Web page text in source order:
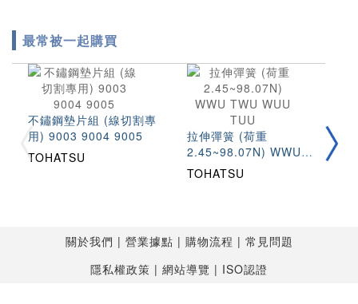
最常被一起購買
不鏽鋼墊片組 (線切割專
用) 9003 9004 9005
TOHATSU
拉伸彈簧 (荷重
2.45~98.07N) WWU
TWU WUU TUU
TOHATSU
關於我們 營業據點 購物流程
常見問題
隱私權政策
網站導覽 ISO認證